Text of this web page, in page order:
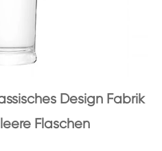
Design Fabrik
Flaschen